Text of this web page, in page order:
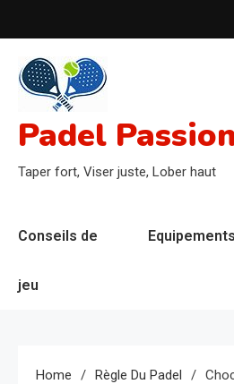
to
content
Padel Passion
Taper fort, Viser juste, Lober haut
Conseils de
jeu
Equipements
Home Règle Du Padel